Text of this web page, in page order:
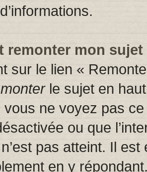
remonter mon sujet
sur le lien «
le sujet en
vous ne voyez pas
ou que
pas atteint. Il
en y